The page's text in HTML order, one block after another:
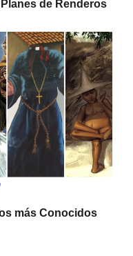
de Renderos
más Conocidos